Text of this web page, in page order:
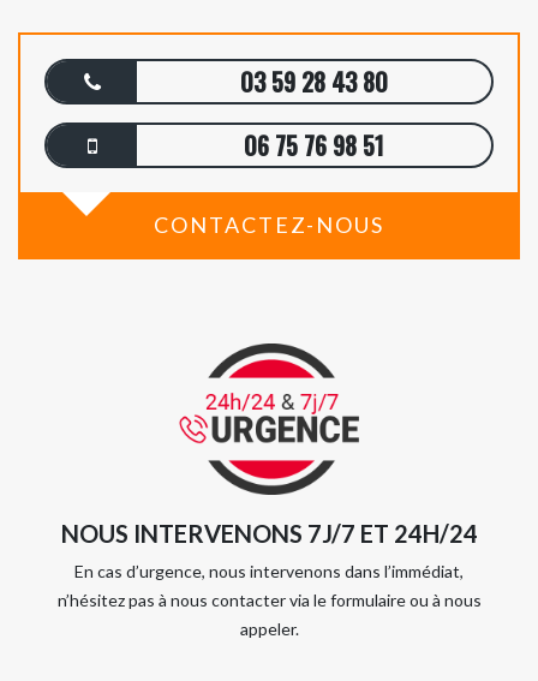
03 59 28 43 80
06 75 76 98 51
CONTACTEZ-NOUS
NOUS INTERVENONS 7J/7 ET 24H/24
En cas d’urgence, nous intervenons dans l’immédiat,
n’hésitez pas à nous contacter via le formulaire ou à nous
appeler.